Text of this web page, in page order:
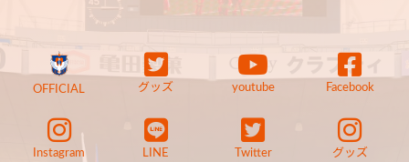
OFFICIAL グッズ youtube Facebook
Instagram LINE Twitter グッズ